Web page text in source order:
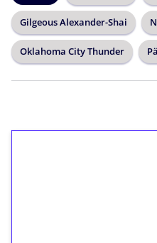
Gilgeous Alexander-Shai
Oklahoma City Thunder